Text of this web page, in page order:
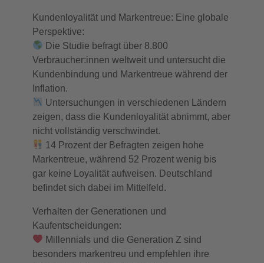
Kundenloyalität und Markentreue: Eine globale
Perspektive:
Die Studie befragt über 8.800
Verbraucher:innen weltweit und untersucht die
Kundenbindung und Markentreue während der
Inflation.
Untersuchungen in verschiedenen Ländern
zeigen, dass die Kundenloyalität abnimmt, aber
nicht vollständig verschwindet.
14 Prozent der Befragten zeigen hohe
Markentreue, während 52 Prozent wenig bis
gar keine Loyalität aufweisen. Deutschland
befindet sich dabei im Mittelfeld.
Verhalten der Generationen und
Kaufentscheidungen:
Millennials und die Generation Z sind
besonders markentreu und empfehlen ihre